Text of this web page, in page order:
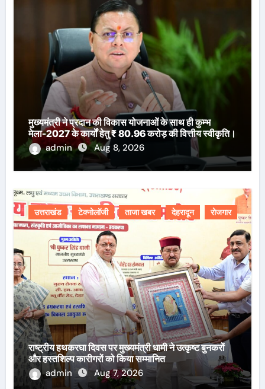
मुख्यमंत्री ने प्रदान की विकास योजनाओं के साथ ही कुम्भ
मेला-2027 के कार्यों हेतु ₹ 80.96 करोड़ की वित्तीय स्वीकृति।
admin
Aug 8, 2026
उत्तराखंड टेक्नोलॉजी ताजा खबर देहरादून रोजगार
राष्ट्रीय हथकरघा दिवस पर मुख्यमंत्री धामी ने उत्कृष्ट बुनकरों
और हस्तशिल्प कारीगरों को किया सम्मानित
admin
Aug 7, 2026